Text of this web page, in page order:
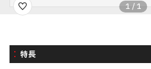
1 /1
特長